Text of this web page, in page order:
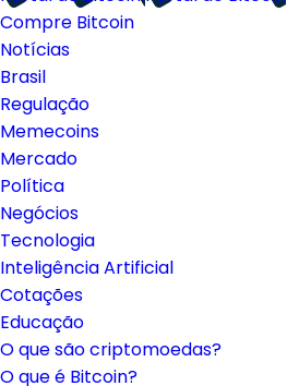
Compre Bitcoin
Notícias
Brasil
Regulação
Memecoins
Mercado
Política
Negócios
Tecnologia
Inteligência Artificial
Cotações
Educação
O que são criptomoedas?
O que é Bitcoin?